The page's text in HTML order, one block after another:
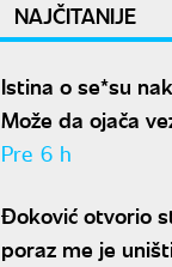
NAJČITANIJE
Istina o se*su
Može da ojača
jedan problem
Pre 6 h
Đoković otvorio
poraz me je